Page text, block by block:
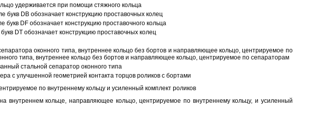
удерживается при помощи стяжного кольца
DB обозначает конструкцию проставочных колец
DF обозначает конструкцию проставочного кольца
DT обозначает конструкцию проставочных колец
оконного типа, внутреннее кольцо без бортов и направляющее кольцо, центрируемое по
типа, внутреннее кольцо без бортов и направляющее кольцо, центрируемое по сепараторам
стальной сепаратор оконного типа
с улучшенной геометрией контакта торцов роликов с бортами
по внутреннему кольцу и усиленный комплект роликов
кольце, направляющее кольцо, центрируемое по внутреннему кольцу, и усиленный